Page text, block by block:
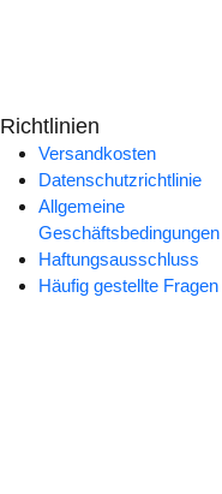
Richtlinien
Versandkosten
Datenschutzrichtlinie
Allgemeine
Geschäftsbedingungen
Haftungsausschluss
Häufig gestellte Fragen